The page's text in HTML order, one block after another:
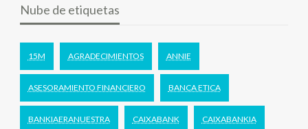
Nube de etiquetas
15M AGRADECIMIENTOS ANNIE
ASESORAMIENTO FINANCIERO BANCA ETICA
BANKIAERANUESTRA CAIXABANK CAIXABANKIA